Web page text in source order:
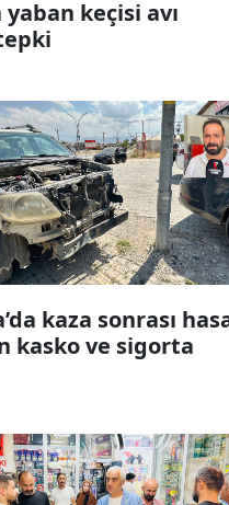
keçisi avı
kaza sonrası
kasko ve sigorta